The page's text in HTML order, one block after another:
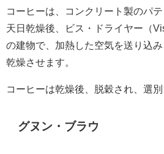
コーヒーは、コンクリート製のパテ
天日乾燥後、ビス・ドライヤー（
の建物で、加熱した空気を送り込
乾燥させます。
コーヒーは乾燥後、脱穀され、選別
グヌン・ブラウ